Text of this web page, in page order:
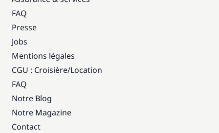
FAQ
Presse
Jobs
Mentions légales
CGU : Croisière/Location
FAQ
Notre Blog
Notre Magazine
Contact